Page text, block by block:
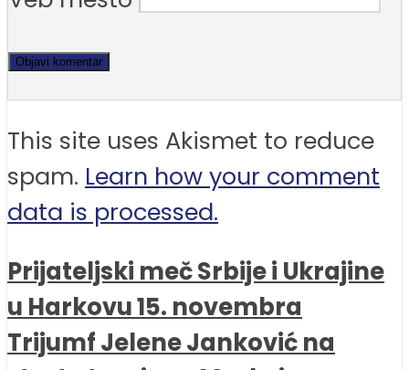
This site uses Akismet to reduce
spam. Learn how your comment
data is processed.
Prijateljski meč Srbije i Ukrajine
u Harkovu 15. novembra
Trijumf Jelene Janković na